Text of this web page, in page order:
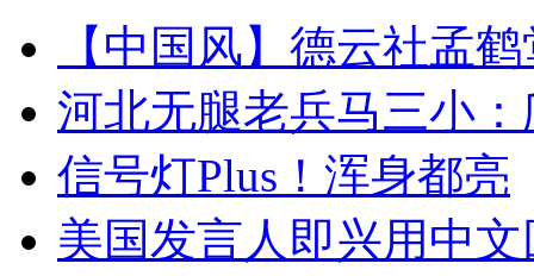
【中国风】德云社孟
河北无腿老兵马三小
信号灯Plus！浑身都亮
美国发言人即兴用中